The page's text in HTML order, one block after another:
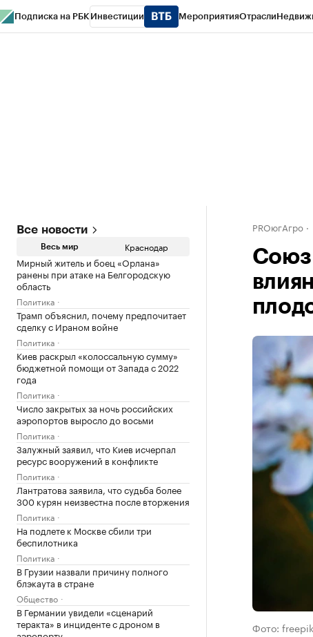
Подписка на РБК Инвестиции МероприятияОтрасли
Все новости
Весь мир Краснодар
Мирный житель и боец «Орлана»
ранены при атаке на Белгородскую
область
Политика
Трамп объяснил, почему предпочитает
сделку с Ираном войне
Политика
Киев раскрыл «колоссальную сумму»
бюджетной помощи от Запада с 2022
года
Политика
Число закрытых за ночь российских
аэропортов выросло до восьми
Политика
Залужный заявил, что Киев исчерпал
ресурс вооружений в конфликте
Политика
Лантратова заявила, что судьба более
300 курян неизвестна после вторжения
Политика
На подлете к Москве сбили три
беспилотника
Политика
В Грузии назвали причину полного
блэкаута в стране
Общество
В Германии увидели «сценарий
теракта» в инциденте с дроном в
PROюгАгро
Союз
Фото: